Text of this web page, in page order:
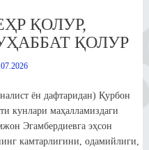
ҚОЛУР,
ҚОЛУР
ён дафтаридан) Қурбон
кунлари маҳалламиздаги
Эгамбердиевга эҳсон
камтарлигини, одамийлиги,